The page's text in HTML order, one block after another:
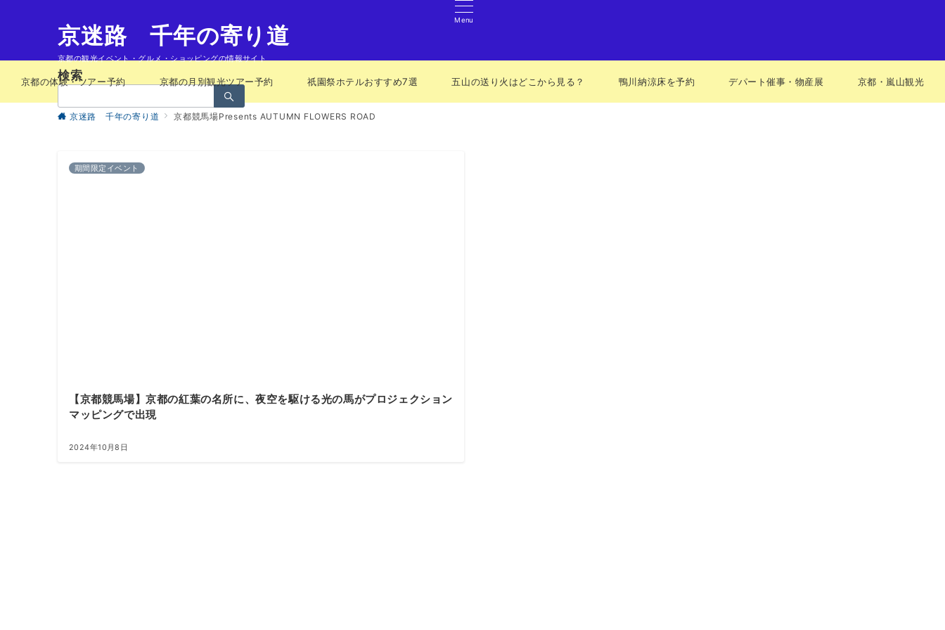
Menu
京迷路 千年の寄り道
京都の観光イベント・グルメ・ショッピングの情報サイト
検索
索：
京都の体験・ツアー予約 京都の月別観光ツアー予約 祇園祭ホテルおすすめ7選 五山の送り火はどこから見る？ 鴨川納涼床を予約 デパート催事・物産展 京都・嵐山観光
京迷路 千年の寄り道 京都競馬場Presents AUTUMN FLOWERS ROAD
期間限定イベント
【京都競馬場】京都の紅葉の名所に、夜空を駆ける光の馬がプロジェクション
マッピングで出現
2024年10月8日